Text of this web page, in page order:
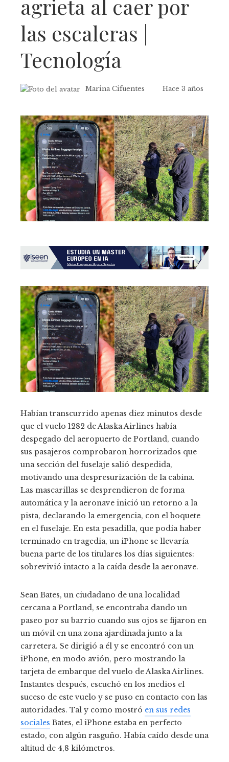
agrieta al caer por
las escaleras |
Tecnología
Marina Cifuentes Hace 3 años
Habían transcurrido apenas diez minutos desde
que el vuelo 1282 de Alaska Airlines había
despegado del aeropuerto de Portland, cuando
sus pasajeros comprobaron horrorizados que
una sección del fuselaje salió despedida,
motivando una despresurización de la cabina.
Las mascarillas se desprendieron de forma
automática y la aeronave inició un retorno a la
pista, declarando la emergencia, con el boquete
en el fuselaje. En esta pesadilla, que podía haber
terminado en tragedia, un iPhone se llevaría
buena parte de los titulares los días siguientes:
sobrevivió intacto a la caída desde la aeronave.
Sean Bates, un ciudadano de una localidad
cercana a Portland, se encontraba dando un
paseo por su barrio cuando sus ojos se fijaron en
un móvil en una zona ajardinada junto a la
carretera. Se dirigió a él y se encontró con un
iPhone, en modo avión, pero mostrando la
tarjeta de embarque del vuelo de Alaska Airlines.
Instantes después, escuchó en los medios el
suceso de este vuelo y se puso en contacto con las
autoridades. Tal y como mostró en sus redes
sociales Bates, el iPhone estaba en perfecto
estado, con algún rasguño. Había caído desde una
altitud de 4,8 kilómetros.